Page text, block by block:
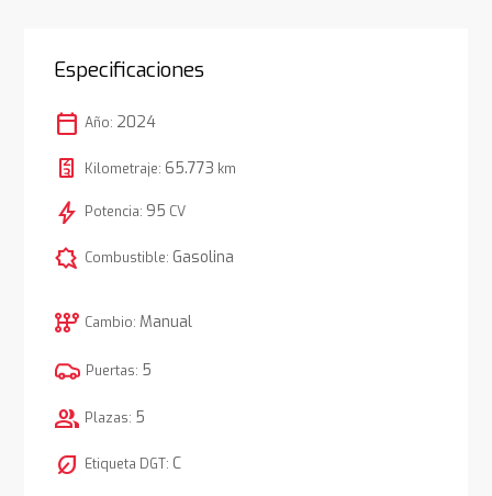
Especificaciones
calendar_today Año: 2024
Kilometraje: 65.773 km
bolt Potencia: 95 CV
comic_bubble Combustible: Gasolina
auto_transmission Cambio: Manual
Puertas: 5
group Plazas: 5
nest_eco_leaf Etiqueta DGT: C